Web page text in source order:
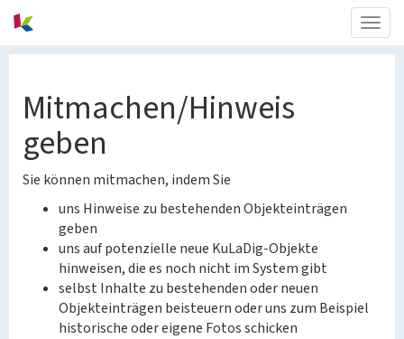
Mitmachen/Hinweis
geben
Sie können mitmachen, indem Sie
uns Hinweise zu bestehenden Objekteinträgen
geben
uns auf potenzielle neue KuLaDig-Objekte
hinweisen, die es noch nicht im System gibt
selbst Inhalte zu bestehenden oder neuen
Objekteinträgen beisteuern oder uns zum Beispiel
historische oder eigene Fotos schicken